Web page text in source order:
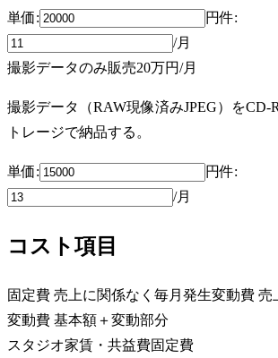
単価: 円件:
/月
撮影データのみ販売20万円/月
撮影データ（RAW現像済みJPEG）をCD-
トレージで納品する。
単価: 円件:
/月
コスト項目
固定費 売上に関係なく毎月発生変動費 売
変動費 基本額＋変動部分
スタジオ家賃・共益費固定費